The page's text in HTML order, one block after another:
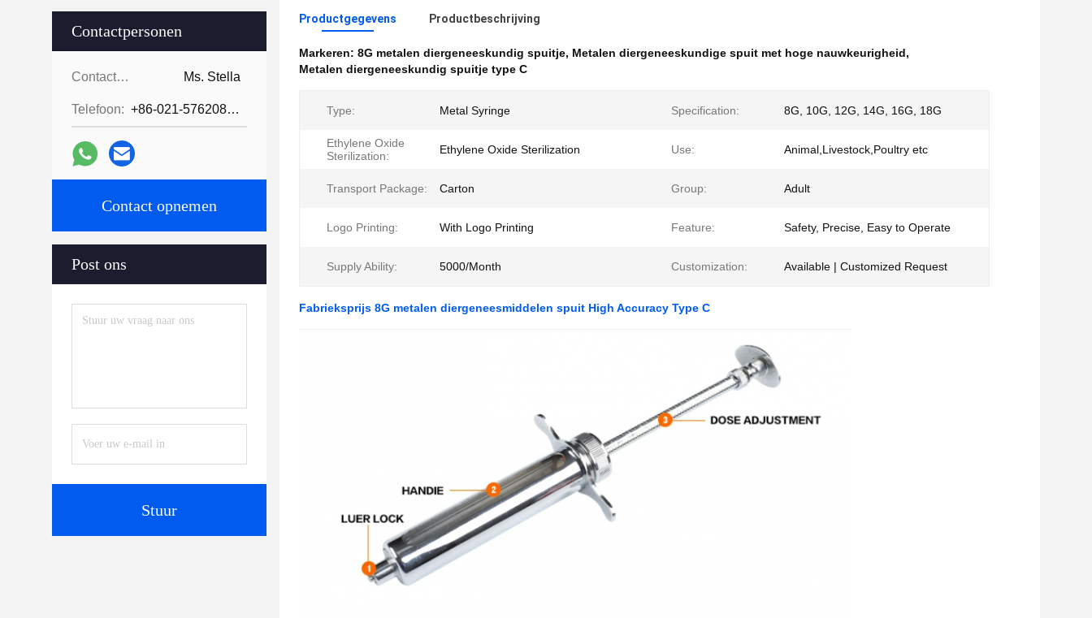
Contactpersonen
Contactpersonen: Ms. Stella
Telefoon: +86-021-57620800
Contact opnemen
Post ons
Stuur
Productgegevens Productbeschrijving
Markeren: 8G metalen diergeneeskundig spuitje, Metalen diergeneeskundige spuit met hoge nauwkeurigheid,
Metalen diergeneeskundig spuitje type C
Type: Metal Syringe Specification: 8G, 10G, 12G, 14G, 16G, 18G
Ethylene Oxide
Sterilization:
Ethylene Oxide Sterilization Use: Animal,Livestock,Poultry etc
Transport Package: Carton Group: Adult
Logo Printing: With Logo Printing Feature: Safety, Precise, Easy to Operate
Supply Ability: 5000/Month Customization: Available | Customized Request
Fabrieksprijs 8G metalen diergeneesmiddelen spuit High Accuracy Type C